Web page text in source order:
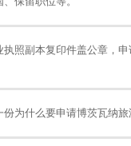
执照副本复印件盖公章，
份为什么要申请博茨瓦纳旅